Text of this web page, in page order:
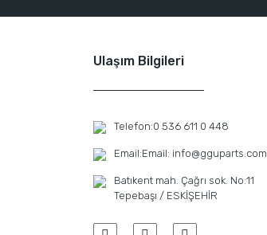
Ulaşım Bilgileri
Telefon:0 536 611 0 448
Email:Email: info@gguparts.com
Batıkent mah. Çağrı sok. No:11
Tepebaşı / ESKİŞEHİR